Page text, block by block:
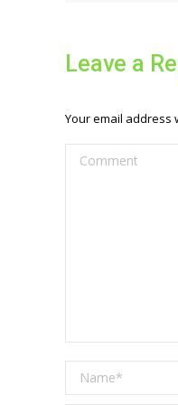
Leave a
Your email address
Comment
Name *